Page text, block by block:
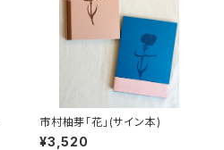
市村柚芽「花」(サイン本)
¥3,520